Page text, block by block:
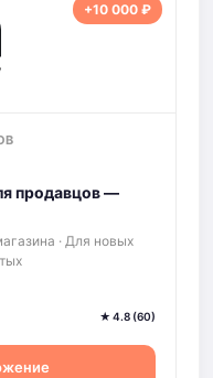
+10 000 ₽
продавцов —
· Для новых
★ 4.8 (60)